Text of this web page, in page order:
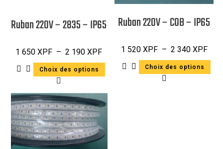
Ruban 220V – 2835 – IP65
1 650XPF – 2 190XPF
Choix des options
Ruban 220V – COB – IP65
1 520 XPF – 2 340 XPF
Choix des options